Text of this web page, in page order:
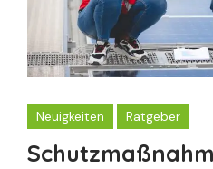
Neuigkeiten Ratgeber